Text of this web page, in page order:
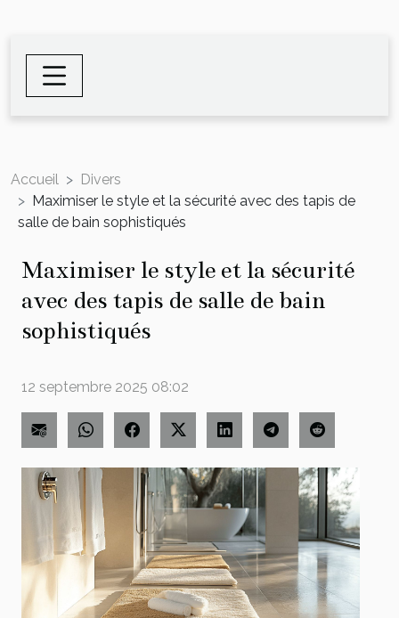
Accueil
Divers
Maximiser le style et la sécurité avec des tapis de
salle de bain sophistiqués
Maximiser le style et la sécurité
avec des tapis de salle de bain
sophistiqués
12 septembre 2025 08:02